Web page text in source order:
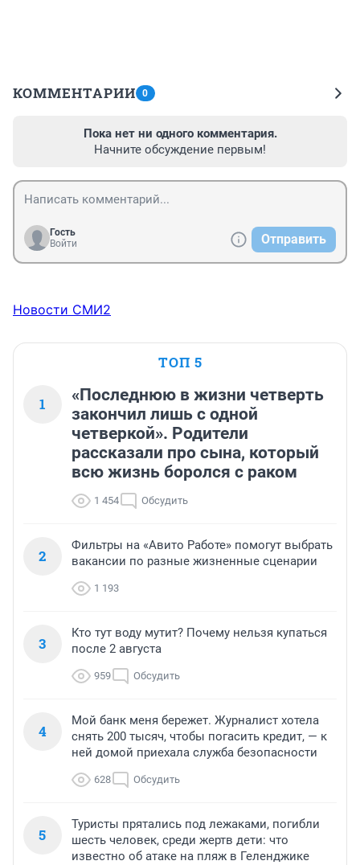
КОММЕНТАРИИ 0
Пока нет ни одного комментария.
Начните обсуждение первым!
Гость
Войти
Отправить
Новости СМИ2
ТОП 5
1
«Последнюю в жизни четверть
закончил лишь с одной
четверкой». Родители
рассказали про сына, который
всю жизнь боролся с раком
1 454 Обсудить
2
Фильтры на «Авито Работе» помогут выбрать
вакансии по разные жизненные сценарии
1 193
3
Кто тут воду мутит? Почему нельзя купаться
после 2 августа
959 Обсудить
4
Мой банк меня бережет. Журналист хотела
снять 200 тысяч, чтобы погасить кредит, — к
ней домой приехала служба безопасности
628 Обсудить
5
Туристы прятались под лежаками, погибли
шесть человек, среди жертв дети: что
известно об атаке на пляж в Геленджике